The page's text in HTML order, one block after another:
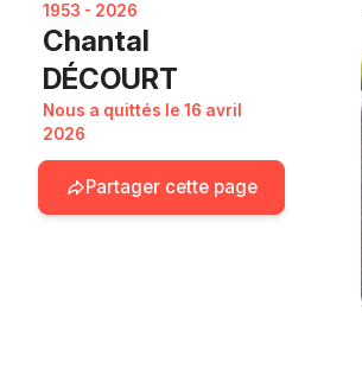
1953 - 2026
Chantal
DÉCOURT
Nous a quittés le 16 avril
2026
Partager cette page